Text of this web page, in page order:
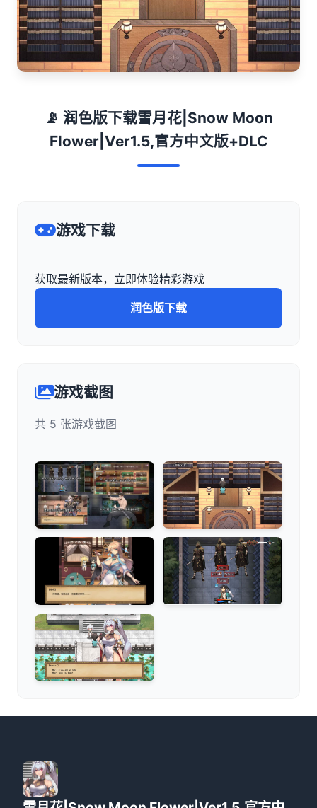
📡 润色版下载雪月花|Snow Moon
Flower|Ver1.5,官方中文版+DLC
游戏下载
获取最新版本，立即体验精彩游戏
润色版下载
游戏截图
共 5 张游戏截图